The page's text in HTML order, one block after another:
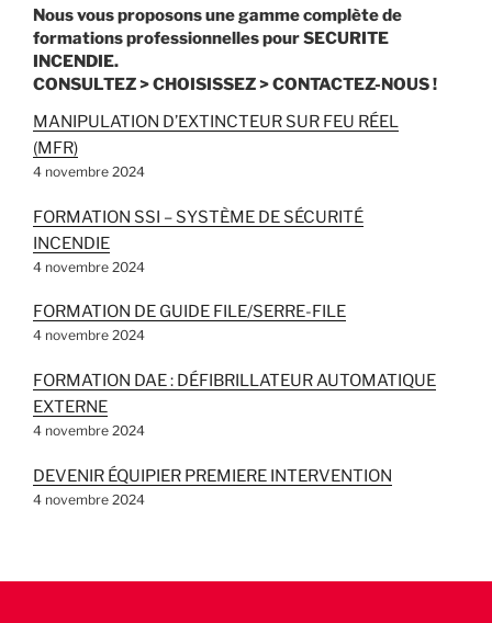
Nous vous proposons une gamme complète de
formations professionnelles pour SECURITE
INCENDIE.
CONSULTEZ > CHOISISSEZ > CONTACTEZ-NOUS !
MANIPULATION D’EXTINCTEUR SUR FEU RÉEL
(MFR)
4 novembre 2024
FORMATION SSI – SYSTÈME DE SÉCURITÉ
INCENDIE
4 novembre 2024
FORMATION DE GUIDE FILE/SERRE-FILE
4 novembre 2024
FORMATION DAE : DÉFIBRILLATEUR AUTOMATIQUE
EXTERNE
4 novembre 2024
DEVENIR ÉQUIPIER PREMIERE INTERVENTION
4 novembre 2024